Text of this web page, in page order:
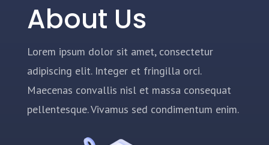
About Us
Lorem ipsum dolor sit amet, consectetur
adipiscing elit. Integer et fringilla orci.
Maecenas convallis nisl et massa consequat
pellentesque. Vivamus sed condimentum enim.